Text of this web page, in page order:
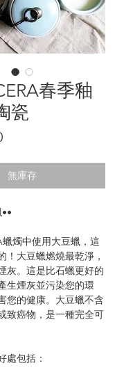
春季釉
瓷
價
無庫存
蠟燭中使用大豆蠟，這
！大豆蠟燃燒最乾淨，
灰。這是比石蠟更好的
生煙灰並污染您的環
您的健康。大豆蠟不含
致癌物，是一種完全可
處包括：